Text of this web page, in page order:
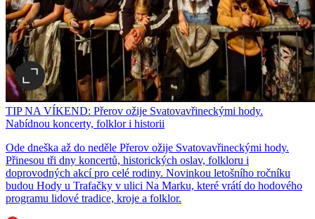
TIP NA VÍKEND: Přerov ožije Svatovavřineckými hody.
Nabídnou koncerty, folklor i historii
Ode dneška až do neděle Přerov ožije Svatovavřineckými hody.
Přinesou tři dny koncertů, historických oslav, folkloru i
doprovodných akcí pro celé rodiny. Novinkou letošního ročníku
budou Hody u Trafačky v ulici Na Marku, které vrátí do hodového
programu lidové tradice, kroje a folklor.